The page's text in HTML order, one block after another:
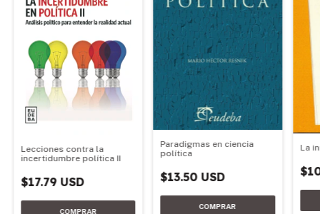
Lecciones contra la
incertidumbre política II
$17.79 USD
Paradigmas en ciencia
política
$13.50 USD
La